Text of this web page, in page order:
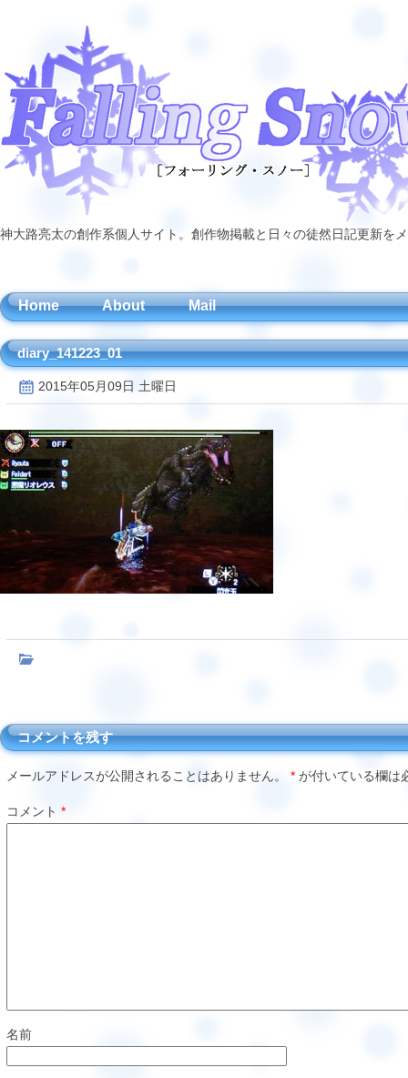
神大路亮太の創作系個人サイト。創作物掲載と日々の徒然日記更新
Home About Mail
diary_141223_01
2015年05月09日 土曜日
コメントを残す
メールアドレスが公開されることはありません。 * が付いている欄は
コメント *
名前